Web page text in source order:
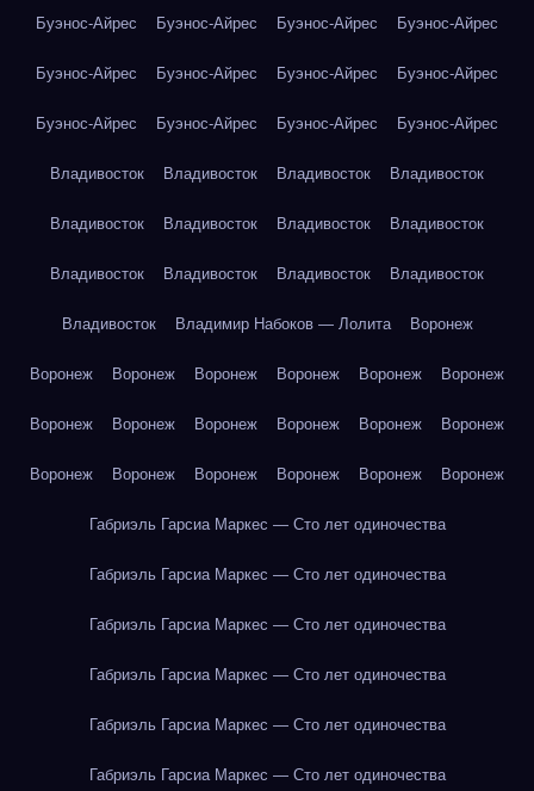
Буэнос-Айрес Буэнос-Айрес Буэнос-Айрес Буэнос-Айрес
Буэнос-Айрес Буэнос-Айрес Буэнос-Айрес Буэнос-Айрес
Буэнос-Айрес Буэнос-Айрес Буэнос-Айрес Буэнос-Айрес
Владивосток Владивосток Владивосток Владивосток
Владивосток Владивосток Владивосток Владивосток
Владивосток Владивосток Владивосток Владивосток
Владивосток Владимир Набоков — Лолита Воронеж
Воронеж Воронеж Воронеж Воронеж Воронеж Воронеж
Воронеж Воронеж Воронеж Воронеж Воронеж Воронеж
Воронеж Воронеж Воронеж Воронеж Воронеж Воронеж
Габриэль Гарсиа Маркес — Сто лет одиночества
Габриэль Гарсиа Маркес — Сто лет одиночества
Габриэль Гарсиа Маркес — Сто лет одиночества
Габриэль Гарсиа Маркес — Сто лет одиночества
Габриэль Гарсиа Маркес — Сто лет одиночества
Габриэль Гарсиа Маркес — Сто лет одиночества